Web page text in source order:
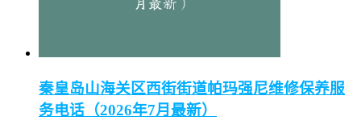
秦皇岛山海关区西街街道帕玛强尼维修保养服
务电话（2026年7月最新）